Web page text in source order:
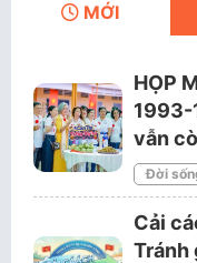
MỚI
HỌP
1993-
vẫn
Đời
Cải
Tránh